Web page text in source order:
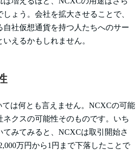
ょう。会社を拡大させることで、
自社仮想通貨を持つ人たちへのサー
えるかもしれません。
は何とも言えません。NCXCの可能
クスの可能性そのものです。いち
てみてみると、NCXCは取引開始さ
万円から1円まで下落したことで